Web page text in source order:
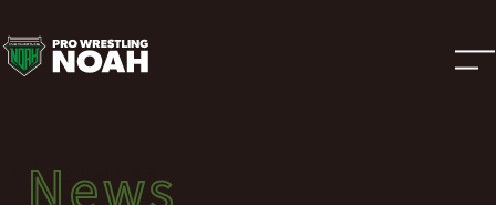
ニ
ュ
ー
News
News